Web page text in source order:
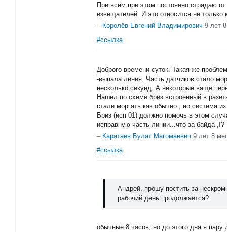
При всём при этом постоянно страдаю
извещателей. И это относится не
– Королёв Евгений Владимирович 9 лет
#ссылка
Доброго времени суток. Такая же
-выпала линия. Часть датчиков стало
несколько секунд. А некоторые ваще
Нашел по схеме бриз встроенный в
стали моргать как обычно , но система
Бриз (исп 01) должно помочь в этом
исправную часть линии...что за байда ,!?
– Каратаев Булат Магомаевич 9 лет 8
#ссылка
Андрей, прошу постить за
рабочий день продолжается?
обычные 8 часов, но до этого дня я пару